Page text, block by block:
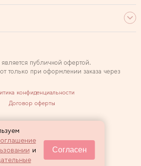
2007 — 2026 Sewclub
публичной офертой.
только при оформлении заказа через
конфиденциальности
Договор оферты
и
Согласен